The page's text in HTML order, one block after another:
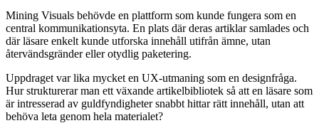
Mining Visuals behövde en plattform som kunde fungera som en
central kommunikationsyta. En plats där deras artiklar samlades och
där läsare enkelt kunde utforska innehåll utifrån ämne, utan
återvändsgränder eller otydlig paketering.
Uppdraget var lika mycket en UX-utmaning som en designfråga.
Hur strukturerar man ett växande artikelbibliotek så att en läsare som
är intresserad av guldfyndigheter snabbt hittar rätt innehåll, utan att
behöva leta genom hela materialet?